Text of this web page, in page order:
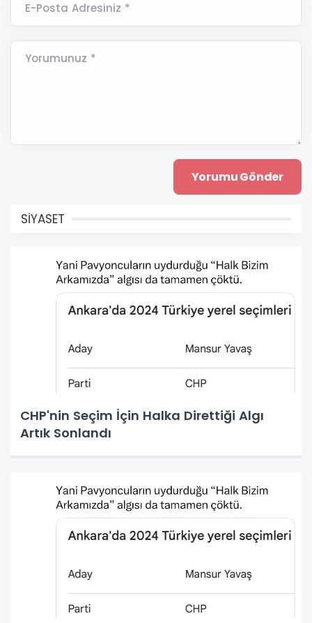
E-Posta Adresiniz *
Yorumunuz *
SİYASET
CHP'nin Seçim İçin Halka Direttiği Algı
Artık Sonlandı